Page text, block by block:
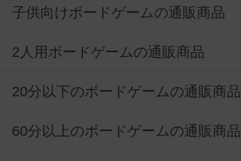
子供向けボードゲームの通販商品
2人用ボードゲームの通販商品
20分以下のボードゲームの通販商品
60分以上のボードゲームの通販商品